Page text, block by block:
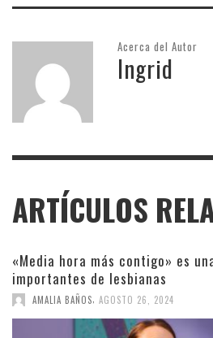
Acerca del Autor
Ingrid
ARTÍCULOS
«Media hora más contigo» es
importantes de lesbianas
AMALIA BAÑOS, AGOSTO 26, 2024